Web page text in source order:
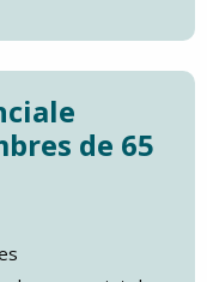
de 65